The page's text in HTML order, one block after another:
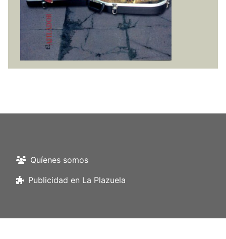
Quíenes somos
Publicidad en La Plazuela